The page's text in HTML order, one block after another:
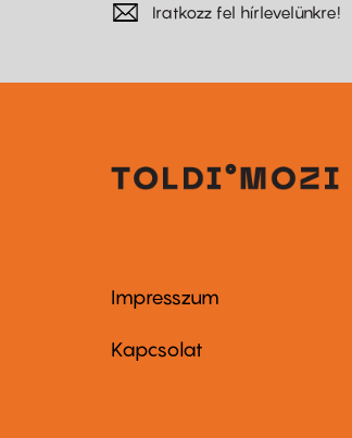
Iratkozz fel hírlevelünkre!
Footer
menu
Impresszum
Kapcsolat